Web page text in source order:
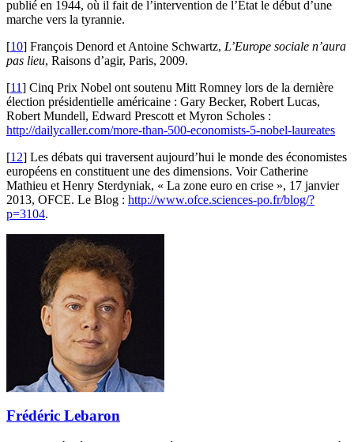
publié en 1944, où il fait de l’intervention de l’Etat le début d’une
marche vers la tyrannie.
[10] François Denord et Antoine Schwartz, L’Europe sociale n’aura
pas lieu, Raisons d’agir, Paris, 2009.
[11] Cinq Prix Nobel ont soutenu Mitt Romney lors de la dernière
élection présidentielle américaine : Gary Becker, Robert Lucas,
Robert Mundell, Edward Prescott et Myron Scholes :
http://dailycaller.com/more-than-500-economists-5-nobel-laureates
[12] Les débats qui traversent aujourd’hui le monde des économistes
européens en constituent une des dimensions. Voir Catherine
Mathieu et Henry Sterdyniak, « La zone euro en crise », 17 janvier
2013, OFCE. Le Blog : http://www.ofce.sciences-po.fr/blog/?
p=3104.
Frédéric Lebaron